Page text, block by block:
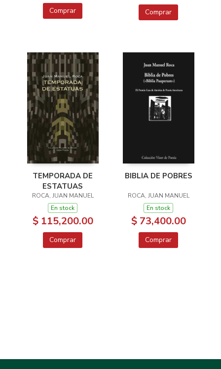
Comprar Comprar
TEMPORADA DE
ESTATUAS
ROCA, JUAN MANUEL
En stock
$ 115,200.00
Comprar
BIBLIA DE POBRES
ROCA, JUAN MANUEL
En stock
$ 73,400.00
Comprar